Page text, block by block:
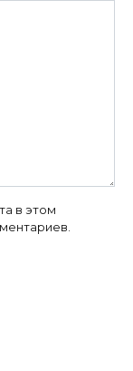
в этом